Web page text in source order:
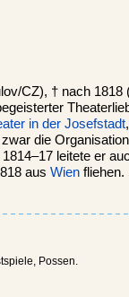
CZ), † nach 1818
in der Josefstadt
die
leitete er
aus Wien fliehen.
Possen.